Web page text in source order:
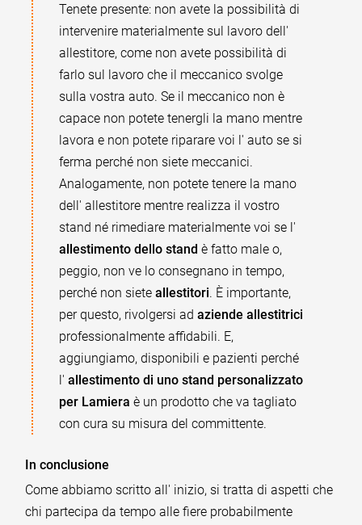
Tenete presente: non avete la possibilità di
intervenire materialmente sul lavoro dell'
allestitore, come non avete possibilità di
farlo sul lavoro che il meccanico svolge
sulla vostra auto. Se il meccanico non è
capace non potete tenergli la mano mentre
lavora e non potete riparare voi l' auto se si
ferma perché non siete meccanici.
Analogamente, non potete tenere la mano
dell' allestitore mentre realizza il vostro
stand né rimediare materialmente voi se l'
allestimento dello stand è fatto male o,
peggio, non ve lo consegnano in tempo,
perché non sieteallestitori. È importante,
per questo, rivolgersi adaziende allestitrici
professionalmente affidabili. E,
aggiungiamo, disponibili e pazienti perché
l'allestimento di uno stand personalizzato
per Lamiera è un prodotto che va tagliato
con cura su misura del committente.
In conclusione
Come abbiamo scritto all' inizio, si tratta di aspetti che
chi partecipa da tempo alle fiere probabilmente